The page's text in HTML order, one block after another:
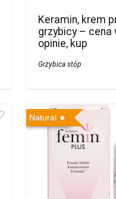
Keramin, krem
grzybicy – cena
opinie, kup
Grzybica stóp
Natural